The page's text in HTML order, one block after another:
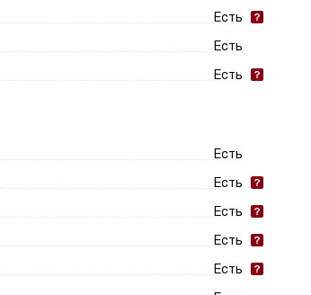
Есть
Есть
Есть
Есть
Есть
Есть
Есть
Есть